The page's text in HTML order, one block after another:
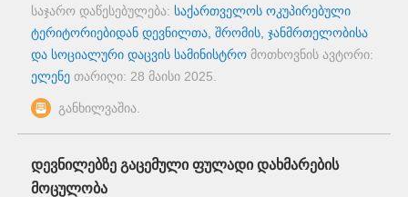
საჯარო დაწესებულება: საქართველოს ოკუპირებული
ტერიტორიებიდან დევნილთა, შრომის, ჯანმრთელობისა
და სოციალური დაცვის სამინისტრო მოთხოვნის ავტორი:
ელენე თარიღი: 28 მაისი 2025
განხილვაშია.
დევნილებზე გაცემული ფულადი დახმარების
მოცულობა